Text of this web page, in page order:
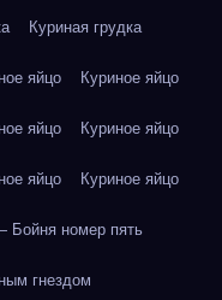
Куриная грудка
яйцо Куриное яйцо
яйцо Куриное яйцо
яйцо Куриное яйцо
Бойня номер пять
гнездом